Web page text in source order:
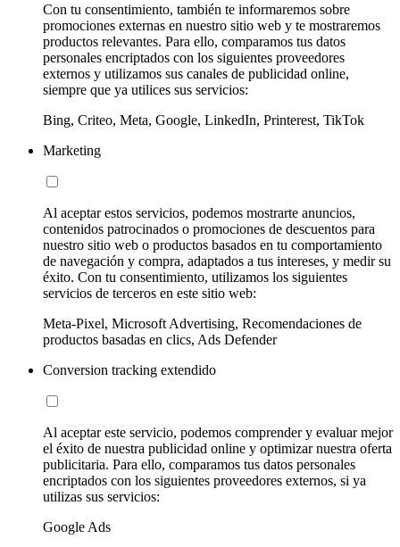
Con tu consentimiento, también te informaremos sobre
promociones externas en nuestro sitio web y te mostraremos
productos relevantes. Para ello, comparamos tus datos
personales encriptados con los siguientes proveedores
externos y utilizamos sus canales de publicidad online,
siempre que ya utilices sus servicios:
Bing, Criteo, Meta, Google, LinkedIn, Printerest, TikTok
Marketing
Al aceptar estos servicios, podemos mostrarte anuncios,
contenidos patrocinados o promociones de descuentos para
nuestro sitio web o productos basados en tu comportamiento
de navegación y compra, adaptados a tus intereses, y medir su
éxito. Con tu consentimiento, utilizamos los siguientes
servicios de terceros en este sitio web:
Meta-Pixel, Microsoft Advertising, Recomendaciones de
productos basadas en clics, Ads Defender
Conversion tracking extendido
Al aceptar este servicio, podemos comprender y evaluar mejor
el éxito de nuestra publicidad online y optimizar nuestra oferta
publicitaria. Para ello, comparamos tus datos personales
encriptados con los siguientes proveedores externos, si ya
utilizas sus servicios:
Google Ads